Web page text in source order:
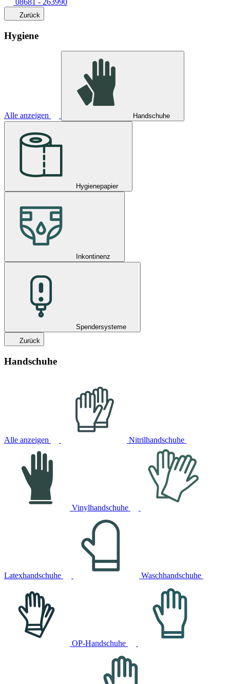
Zurück
Hygiene
Alle anzeigen Handschuhe
Hygienepapier
Inkontinenz
Spendersysteme
Zurück
Handschuhe
Alle anzeigen Nitrilhandschuhe
Vinylhandschuhe
Latexhandschuhe Waschhandschuhe
OP-Handschuhe